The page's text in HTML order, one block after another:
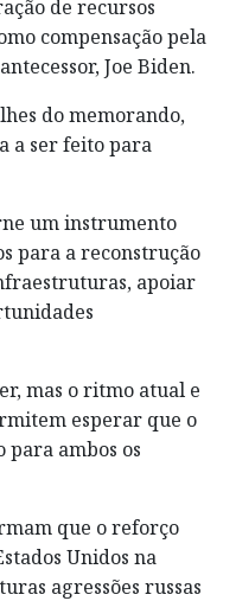
de recursos
compensação pela
Joe Biden.
do memorando,
a ser feito para
um instrumento
para a reconstrução
apoiar
mas o ritmo atual e
esperar que o
ambos os
que o reforço
Unidos na
agressões russas